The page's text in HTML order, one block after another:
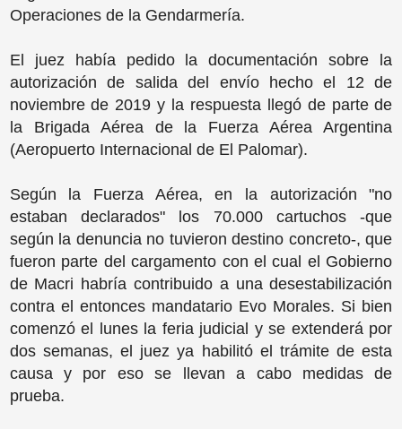
Operaciones de la Gendarmería.
El juez había pedido la documentación sobre la
autorización de salida del envío hecho el 12 de
noviembre de 2019 y la respuesta llegó de parte de
la Brigada Aérea de la Fuerza Aérea Argentina
(Aeropuerto Internacional de El Palomar).
Según la Fuerza Aérea, en la autorización "no
estaban declarados" los 70.000 cartuchos -que
según la denuncia no tuvieron destino concreto-, que
fueron parte del cargamento con el cual el Gobierno
de Macri habría contribuido a una desestabilización
contra el entonces mandatario Evo Morales. Si bien
comenzó el lunes la feria judicial y se extenderá por
dos semanas, el juez ya habilitó el trámite de esta
causa y por eso se llevan a cabo medidas de
prueba.